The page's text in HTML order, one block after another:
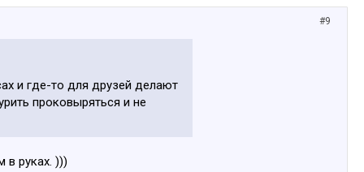
#9
и где-то для друзей делают
проковыряться и не
руках. )))